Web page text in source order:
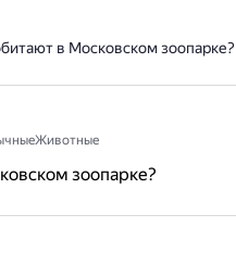
в Московском зоопарке?
зоопарке?